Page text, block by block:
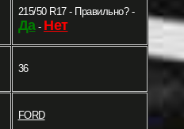
215/50 R17 - Правильно? -
Да- Нет
36
FORD